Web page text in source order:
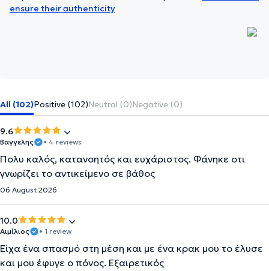
ensure their authenticity
All (102)Positive (102)Neutral (0)Negative (0)
9.6
Βαγγελης • 4 reviews
Πολυ καλός, κατανοητός και ευχάριστος. Φάνηκε οτι
γνωρίζει το αντικείμενο σε βάθος
06 August 2026
10.0
Αιμίλιος • 1 review
Είχα ένα σπασμό στη μέση και με ένα κρακ μου το έλυσε
και μου έφυγε ο πόνος. Εξαιρετικός